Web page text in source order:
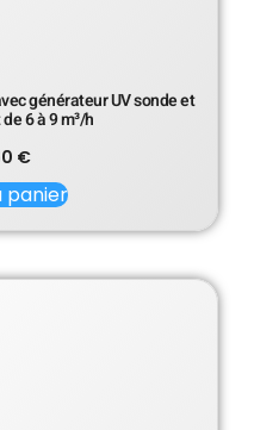
générateur UV sonde et
6 à 9 m³/h
€
panier